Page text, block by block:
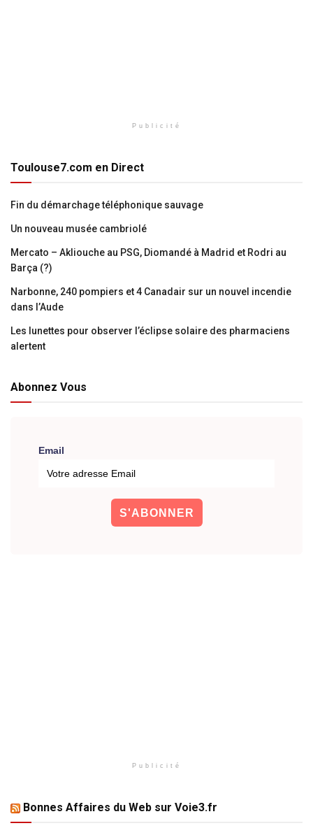
Publicité
Toulouse7.com en Direct
Fin du démarchage téléphonique sauvage
Un nouveau musée cambriolé
Mercato – Akliouche au PSG, Diomandé à Madrid et Rodri au
Barça (?)
Narbonne, 240 pompiers et 4 Canadair sur un nouvel incendie
dans l’Aude
Les lunettes pour observer l’éclipse solaire des pharmaciens
alertent
Abonnez Vous
Email
Publicité
Bonnes Affaires du Web sur Voie3.fr